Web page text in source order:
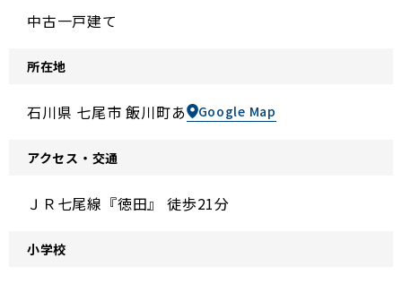
中古一戸建て
所在地
石川県 七尾市 飯川町あ Google Map
アクセス・交通
ＪＲ七尾線『徳田』 徒歩21分
小学校